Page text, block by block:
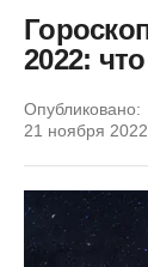
2022:
Опубликовано:
21 ноября